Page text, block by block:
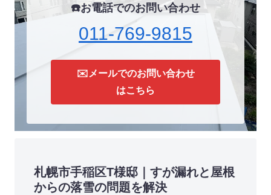
☎️お電話でのお問い合わせ
011-769-9815
✉️メールでのお問い合わせ
はこちら
札幌市手稲区T様邸｜すが漏れと屋根
からの落雪の問題を解決